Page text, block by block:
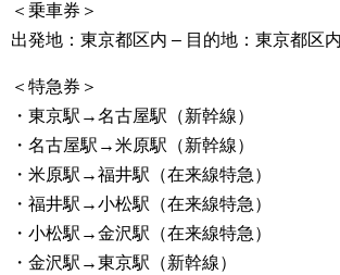
＜乗車券＞
出発地：東京都区内 – 目的地：東京都区内
＜特急券＞
・東京駅→名古屋駅（新幹線）
・名古屋駅→米原駅（新幹線）
・米原駅→福井駅（在来線特急）
・福井駅→小松駅（在来線特急）
・小松駅→金沢駅（在来線特急）
・金沢駅→東京駅（新幹線）